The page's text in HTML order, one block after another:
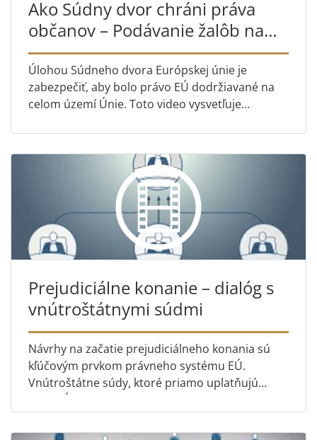
Ako Súdny dvor chráni práva
občanov – Podávanie žalôb na
Súdny dvor EÚ
Úlohou Súdneho dvora Európskej únie je
zabezpečiť, aby bolo právo EÚ dodržiavané na
celom území Únie. Toto video vysvetľuje
Súdny dvor.
Prejudiciálne konanie – dialóg s
vnútroštátnymi súdmi
Návrhy na začatie prejudiciálneho konania sú
kľúčovým prvkom právneho systému EÚ.
Vnútroštátne súdy, ktoré priamo uplatňujú
právo Únie, si vďaka tomuto konaniu môžu na
Súdnom dvore ešte pred rozhodnut...